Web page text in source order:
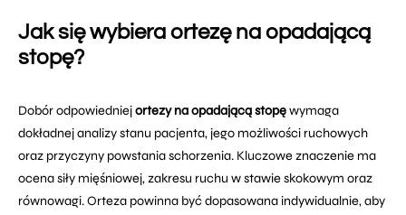
Jak się wybiera ortezę na opadającą
stopę?
Dobór odpowiedniejortezy na opadającą stopęwymaga
dokładnej analizy stanu pacjenta, jego możliwości ruchowych
oraz przyczyny powstania schorzenia. Kluczowe znaczenie ma
ocena siły mięśniowej, zakresu ruchu w stawie skokowym oraz
równowagi. Orteza powinna być dopasowana indywidualnie, aby